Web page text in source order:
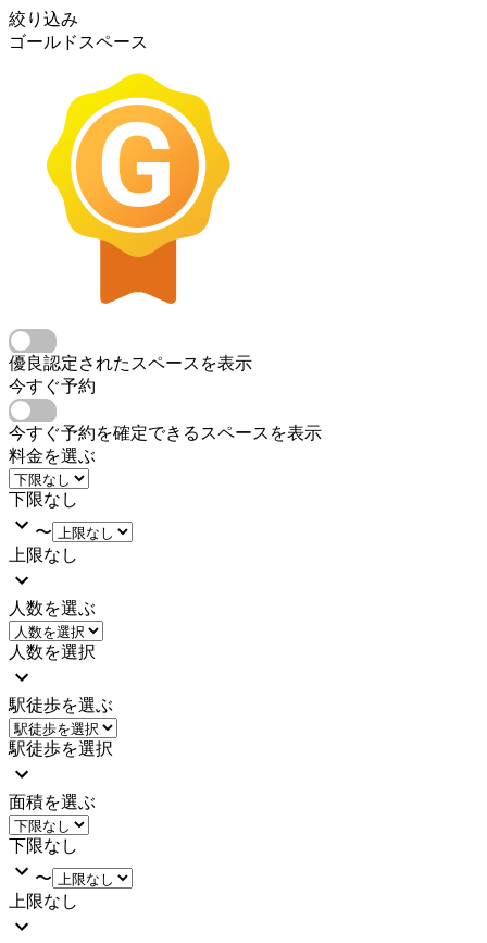
絞り込み
ゴールドスペース
優良認定されたスペースを表示
今すぐ予約
今すぐ予約を確定できるスペースを表示
料金を選ぶ
下限なし
〜
上限なし
人数を選ぶ
人数を選択
駅徒歩を選ぶ
駅徒歩を選択
面積を選ぶ
下限なし
〜
上限なし